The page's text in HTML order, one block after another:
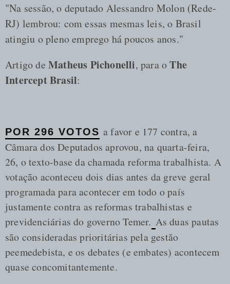
"Na sessão, o deputado Alessandro Molon (Rede-
RJ) lembrou: com essas mesmas leis, o Brasil
atingiu o pleno emprego há poucos anos."
Artigo de Matheus Pichonelli, para oThe
Intercept Brasil:
POR 296 VOTOS a favor e 177 contra, a
Câmara dos Deputados aprovou, na quarta-feira,
26, o texto-base da chamada reforma trabalhista. A
votação aconteceu dois dias antes da greve geral
programada para acontecer em todo o país
justamente contra as reformas trabalhistas e
previdenciárias do governo Temer. As duas pautas
são consideradas prioritárias pela gestão
peemedebista, e os debates (e embates) acontecem
quase concomitantemente.